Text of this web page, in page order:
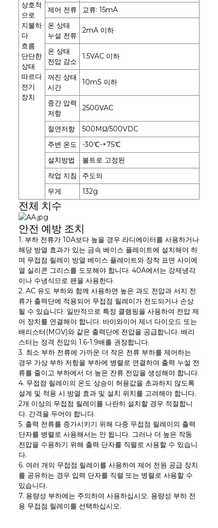
상호적
으로
지불하
다
흐름
단단한
상태
따르다
전기
장치
제어 전류
교류: 15mA
온 상태
누설 전류
2mA 이하
온 상태
전압 감소
1.5VAC 이하
꺼진 상태
시간
10mS 이하
중간 압력
저항
2500VAC
절연저항
500MΩ/500VDC
주변 온도
-30℃-+75℃
설치방법
볼트로 고정된
작업 지침
주도의
무게
132g
전체 치수
안전 예방 조치
1. 부하 전류가 10A보다 높을 경우 라디에이터를 사용하거나
해당 방열 효과가 있는 금속 베이스 플레이트에 설치해야 하
며 무접점 릴레이 방열 베이스 플레이트와 장착 표면 사이에
열 실리콘 그리스를 도포해야 합니다. 40A에서는 강제냉각
이나 수냉식으로 팬을 사용한다.
2. AC 유도 부하와 함께 사용하면 높은 과도 전압과 서지 전
류가 출력단에 적용되어 무접점 릴레이가 전도되거나 손상
될 수 있습니다. 일반적으로 특정 클램핑을 사용하여 전압 제
어 장치를 연결해야 합니다. 바이와이어 제너 다이오드 또는
배리스터(MOV)와 같은 출력단에 전압을 공급합니다. 배리
스터는 정격 전압의 1.6-1.9배를 권장합니다.
3. 최소 부하 전류에 가까운 더 작은 전류 부하를 제어하는 ​​
경우 가상 부하 저항을 부하에 병렬로 연결하여 출력 누설 전
류를 줄이고 부하에서 더 높은 잔류 전압을 생성해야 합니다.
4. 무접점 릴레이의 온도 상승이 허용값을 초과하지 않도록
설계 및 적용 시 방열 효과 및 설치 위치를 고려해야 합니다.
2개 이상의 무접점 릴레이를 나란히 설치할 경우 적절합니
다. 간격을 두어야 합니다.
5. 출력 전류를 증가시키기 위해 다중 무접점 릴레이의 출력
단자를 병렬로 사용해서는 안 됩니다. 그러나 더 높은 작동
전압을 수용하기 위해 출력 단자를 직렬로 사용할 수 있습니
다.
6. 여러 개의 무접점 릴레이를 사용하여 제어 전원 공급 장치
를 공유하는 경우 입력 단자를 직렬 또는 병렬로 사용할 수
있습니다.
7. 용량성 부하에는 주의하여 사용하십시오. 용량성 부하 전
용 무접점 릴레이를 선택하십시오.